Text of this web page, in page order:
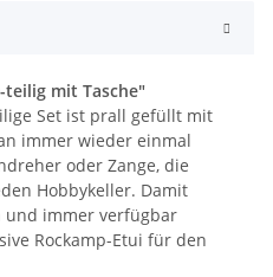
teilig mit Tasche"
Set ist prall gefüllt mit
immer wieder einmal
oder Zange, die
Hobbykeller. Damit
und immer verfügbar
Rockamp-Etui für den